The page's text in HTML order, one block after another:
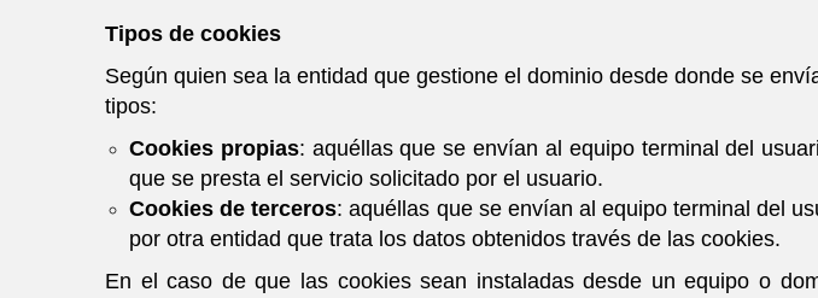
Tipos de cookies
Según quien sea la entidad que gestione el dominio desde donde se
tipos:
Cookies propias: aquéllas que se envían al equipo terminal del
que se presta el servicio solicitado por el usuario.
Cookies de terceros: aquéllas que se envían al equipo terminal del
por otra entidad que trata los datos obtenidos través de las cookies.
En el caso de que las cookies sean instaladas desde un equipo o